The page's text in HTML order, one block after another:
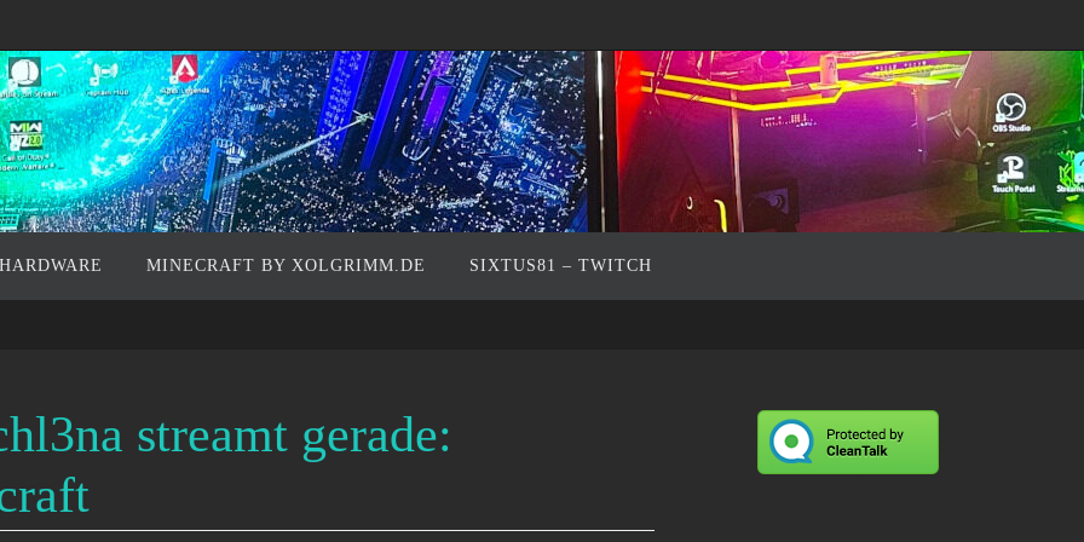
MINECRAFT BY XOLGRIMM.DE SIXTUS81 – TWITCH
streamt gerade: